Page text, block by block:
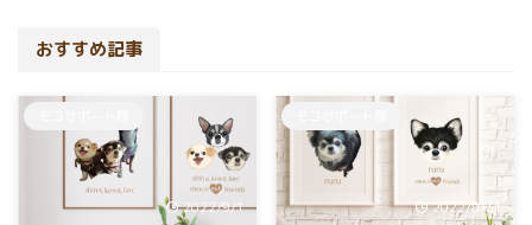
おすすめ記事
2022/9/1 2022/8/31